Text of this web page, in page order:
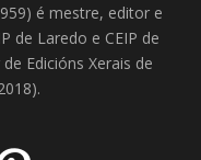
é mestre, editor e
de Laredo e CEIP de
Edicións Xerais de